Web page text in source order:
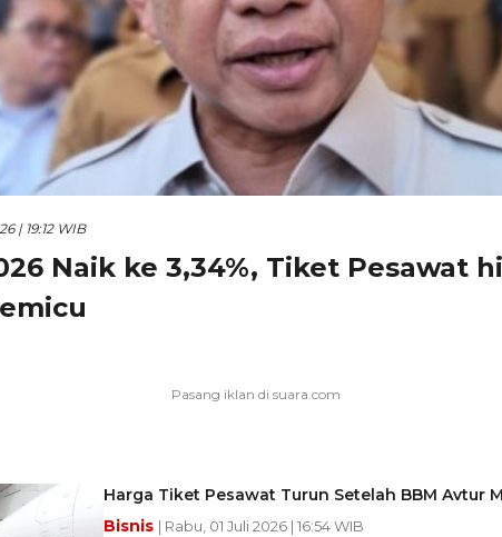
| 19:12 WIB
Naik ke 3,34%, Tiket Pesawat
Harga Tiket Pesawat Turun Setelah BBM Avtur
Bisnis | Rabu, 01 Juli 2026 | 16:54 WIB